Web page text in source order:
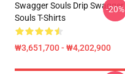
Swagger Souls Drip Swagger
Souls T-Shirts
₩3,651,700 - ₩4,202,900
-20%